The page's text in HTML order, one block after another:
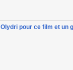
pour ce film et un